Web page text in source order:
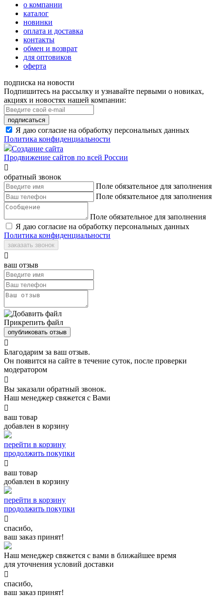
о компании
каталог
новинки
оплата и доставка
контакты
обмен и возврат
для оптовиков
оферта
подписка на новости
Подпишитесь на рассылку и узнавайте первыми о новиках,
акциях и новостях нашей компании:
подписаться
Я даю согласие на обработку персональных данных
Политика конфиденциальности
Создание сайта
Продвижение сайтов по всей России

обратный звонок
Поле обязательное для заполнения
Поле обязательное для заполнения
Поле обязательное для заполнения
Я даю согласие на обработку персональных данных
Политика конфиденциальности
заказать звонок

ваш отзыв
Прикрепить файл
опубликовать отзыв

Благодарим за ваш отзыв.
Он появится на сайте в течение суток, после проверки
модератором

Вы заказали обратный звонок.
Наш менеджер свяжется с Вами

ваш товар
добавлен в корзину
перейти в корзину
продолжить покупки

ваш товар
добавлен в корзину
перейти в корзину
продолжить покупки

спасибо,
ваш заказ принят!
Наш менеджер свяжется с вами в ближайшее время
для уточнения условий доставки

спасибо,
ваш заказ принят!